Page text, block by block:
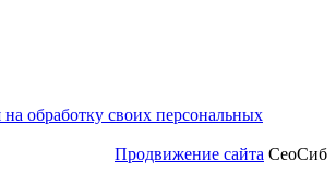
обработку своих персональных
Продвижение сайта СеоСиб